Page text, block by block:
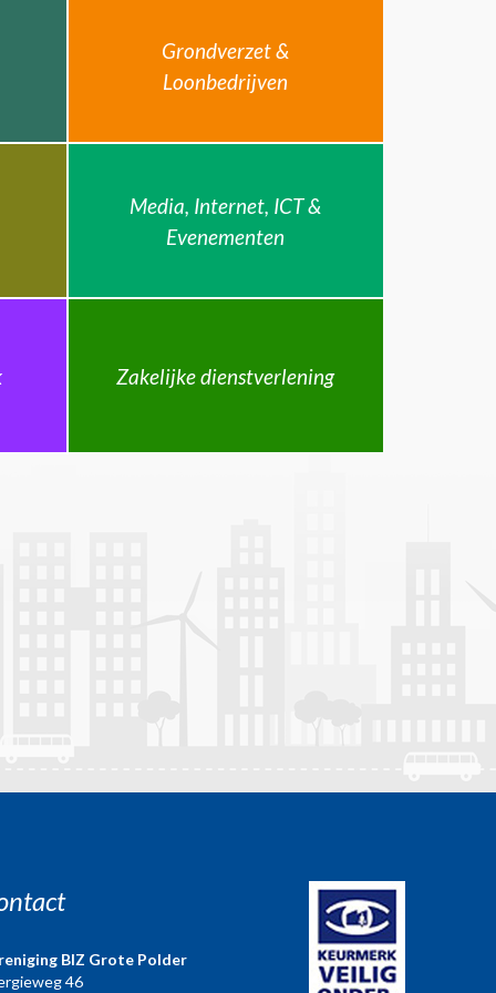
Grondverzet &
Loonbedrijven
Media, Internet, ICT &
Evenementen
Zakelijke dienstverlening
BIZ Grote Polder
46